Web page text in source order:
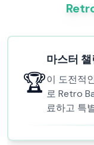
🏆
마스터 챌
이 도전적
로 Retro
료하고 특